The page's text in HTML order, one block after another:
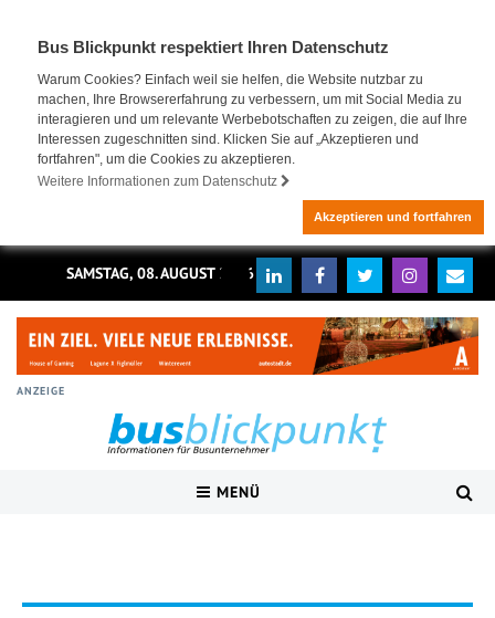
Bus Blickpunkt respektiert Ihren Datenschutz
Warum Cookies? Einfach weil sie helfen, die Website nutzbar zu
machen, Ihre Browsererfahrung zu verbessern, um mit Social Media zu
interagieren und um relevante Werbebotschaften zu zeigen, die auf Ihre
Interessen zugeschnitten sind. Klicken Sie auf „Akzeptieren und
fortfahren", um die Cookies zu akzeptieren.
Weitere Informationen zum Datenschutz
Akzeptieren und fortfahren
SAMSTAG, 08. AUGUST 2026
ANZEIGE
MENÜ